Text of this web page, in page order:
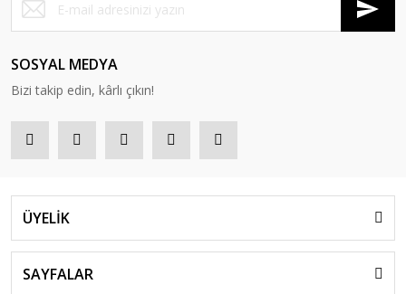
SOSYAL MEDYA
Bizi takip edin, kârlı çıkın!
ÜYELİK
SAYFALAR